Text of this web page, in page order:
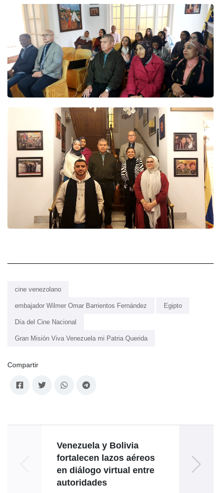
cine venezolano
embajador Wilmer Omar Barrientos Fernández Egipto
Día del Cine Nacional
Gran Misión Viva Venezuela mi Patria Querida
Compartir
Venezuela y Bolivia
fortalecen lazos aéreos
en diálogo virtual entre
autoridades